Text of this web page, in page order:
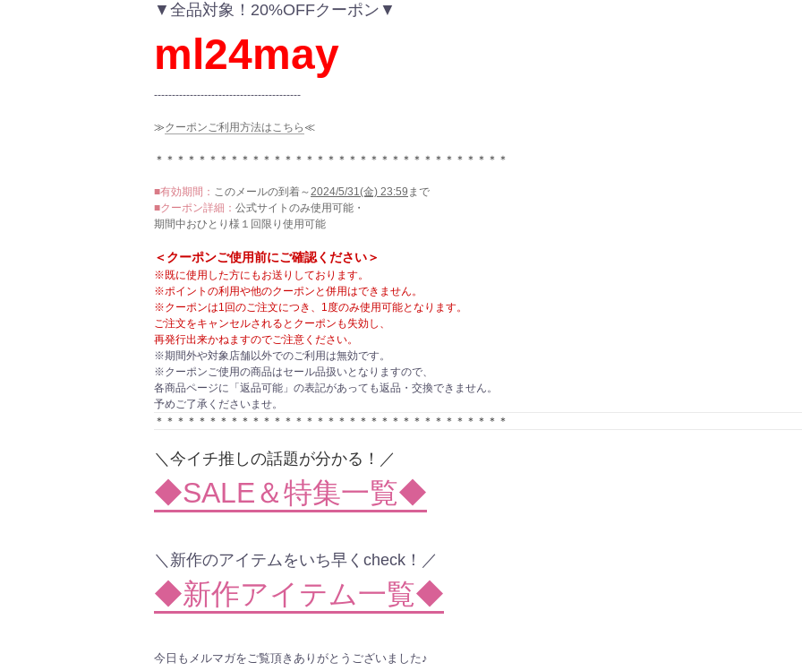
▼全品対象！20%OFFクーポン▼
ml24may
-----------------------------------------
≫クーポンご利用方法はこちら ≪
＊＊＊＊＊＊＊＊＊＊＊＊＊＊＊＊＊＊＊＊＊＊＊＊＊＊＊＊＊＊＊＊＊
■有効期間： このメールの到着～2024/5/31(金) 23:59 まで
■クーポン詳細： 公式サイトのみ使用可能・
期間中おひとり様１回限り使用可能
＜クーポンご使用前にご確認ください＞
※既に使用した方にもお送りしております。
※ポイントの利用や他のクーポンと併用はできません。
※クーポンは1回のご注文につき、1度のみ使用可能となります。
ご注文をキャンセルされるとクーポンも失効し、
再発行出来かねますのでご注意ください。
※期間外や対象店舗以外でのご利用は無効です。
※クーポンご使用の商品はセール品扱いとなりますので、
各商品ページに「返品可能」の表記があっても返品・交換できません。
予めご了承くださいませ。
＊＊＊＊＊＊＊＊＊＊＊＊＊＊＊＊＊＊＊＊＊＊＊＊＊＊＊＊＊＊＊＊＊
＼今イチ推しの話題が分かる！／
◆SALE＆特集一覧◆
＼新作のアイテムをいち早くcheck！／
◆新作アイテム一覧◆
今日もメルマガをご覧頂きありがとうございました♪